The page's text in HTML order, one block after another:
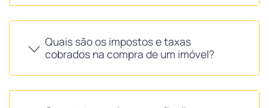
Quais são os impostos e taxas
cobrados na compra de um imóvel?